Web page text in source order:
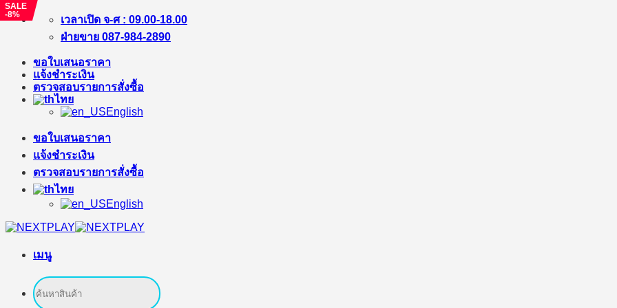
ข้าม
เนื้อหา
เวลาเปิด จ-ศ : 09.00-18.00
ฝ่ายขาย 087-984-2890
ขอใบเสนอราคา
แจ้งชำระเงิน
ตรวจสอบรายการสั่งซื้อ
ไทย
English
ขอใบเสนอราคา
แจ้งชำระเงิน
ตรวจสอบรายการสั่งซื้อ
ไทย
English
เมนู
ค้นหา:
SALE
-8%